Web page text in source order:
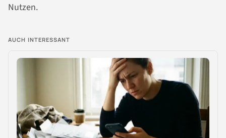
Nutzen.
AUCH INTERESSANT